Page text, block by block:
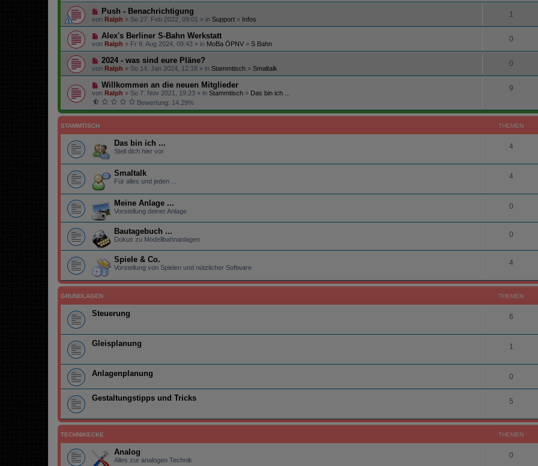
Push - Benachrichtigung
von Ralph » So 27. Feb 2022, 09:01 » in Support » Infos
1
Alex's Berliner S-Bahn Werkstatt
von Ralph » Fr 9. Aug 2024, 09:43 » in MoBa ÖPNV » S Bahn
0
2024 - was sind eure Pläne?
von Ralph » So 14. Jan 2024, 12:18 » in Stammtisch » Smaltalk
0
Willkommen an die neuen Mitglieder
von Ralph » So 7. Nov 2021, 19:23 » in Stammtisch » Das bin ich ...
Bewertung: 14.29%
9
STAMMTISCH THEMEN
Das bin ich ...
Stell dich hier vor
4
Smaltalk
Für alles und jeden ...
4
Meine Anlage ...
Vorstellung deiner Anlage
0
Bautagebuch ...
Dokus zu Modellbahnanlagen
0
Spiele & Co.
Vorstellung von Spielen und nützlicher Software
4
GRUNDLAGEN THEMEN
Steuerung 6
Gleisplanung 1
Anlagenplanung 0
Gestaltungstipps und Tricks 5
TECHNIKECKE THEMEN
Analog
Alles zur analogen Technik
0